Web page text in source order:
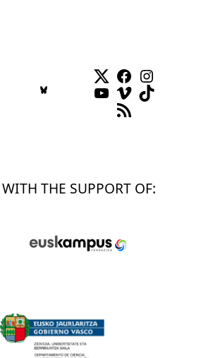
Twitter
Facebook
YouTube
VimeoTikTok
RSS Feed
WITH THE SUPPORT OF: